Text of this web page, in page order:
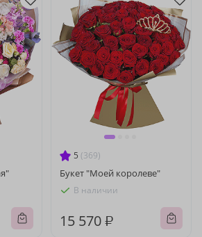
5 (369)
Букет "Моей королеве"
В наличии
15 570 ₽